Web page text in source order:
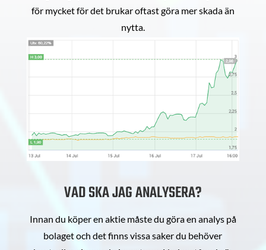
för mycket för det brukar oftast göra mer skada än
nytta.
VAD SKA JAG ANALYSERA?
Innan du köper en aktie måste du göra en analys på
bolaget och det finns vissa saker du behöver